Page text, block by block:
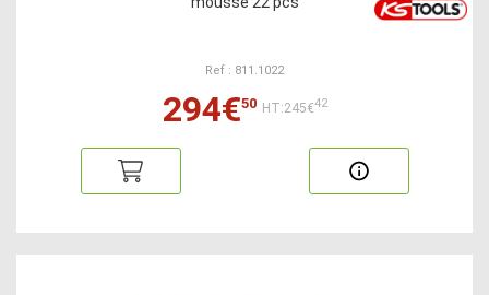
Ref : 811.1022
294€50 HT:245€42